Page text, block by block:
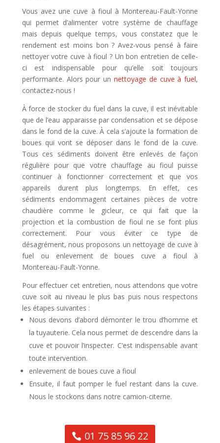
Vous avez une cuve à fioul à Montereau-Fault-Yonne
qui permet d’alimenter votre système de chauffage
mais depuis quelque temps, vous constatez que le
rendement est moins bon ? Avez-vous pensé à faire
nettoyer votre cuve à fioul ? Un bon entretien de celle-
ci est indispensable pour qu’elle soit toujours
performante. Alors pour un nettoyage de cuve à fuel,
contactez-nous !
À force de stocker du fuel dans la cuve, il est inévitable
que de l’eau apparaisse par condensation et se dépose
dans le fond de la cuve. À cela s’ajoute la formation de
boues qui vont se déposer dans le fond de la cuve.
Tous ces sédiments doivent être enlevés de façon
régulière pour que votre chauffage au fioul puisse
continuer à fonctionner correctement et que vos
appareils durent plus longtemps. En effet, ces
sédiments endommagent certaines pièces de votre
chaudière comme le gicleur, ce qui fait que la
projection et la combustion de fioul ne se font plus
correctement. Pour vous éviter ce type de
désagrément, nous proposons un nettoyage de cuve à
fuel ou enlevement de boues cuve a fioul à
Montereau-Fault-Yonne.
Pour effectuer cet entretien, nous attendons que votre
cuve soit au niveau le plus bas puis nous respectons
les étapes suivantes :
Nous devons d’abord démonter le trou d’homme et
la tuyauterie. Cela nous permet de descendre dans la
cuve et pouvoir l’inspecter. C’est indispensable avant
toute intervention.
enlevement de boues cuve a fioul
Ensuite, il faut pomper le fuel restant dans la cuve.
Nous le stockons dans notre camion-citerne.
01 75 85 96 22